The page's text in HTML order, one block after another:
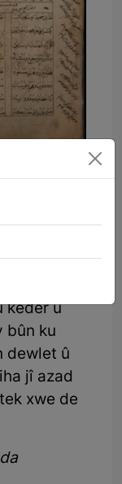
û di
daye
keder û
bûn ku
dewlet û
jî azad
xwe de